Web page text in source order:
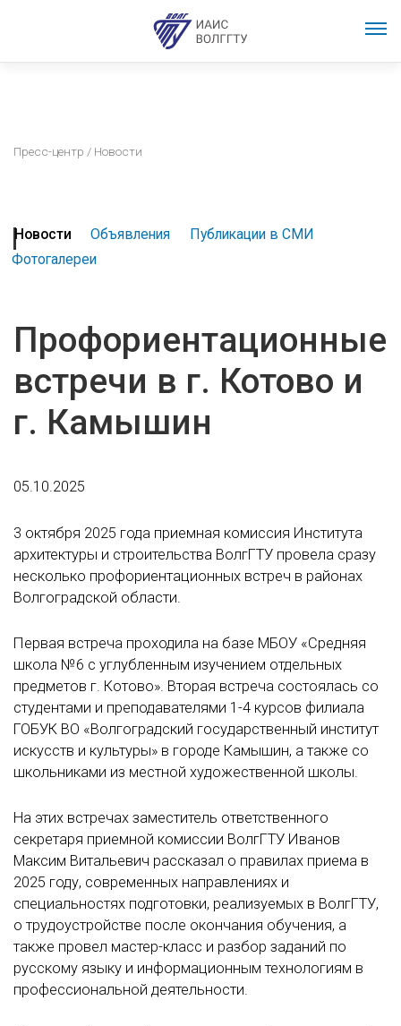
Пресс-центр / Новости
Новости Объявления
Публикации в СМИ
Фотогалереи
Профориентационные
встречи в г. Котово и
г. Камышин
05.10.2025
3 октября 2025 года приемная комиссия Института
архитектуры и строительства ВолгГТУ провела сразу
несколько профориентационных встреч в районах
Волгоградской области.
Первая встреча проходила на базе МБОУ «Средняя
школа №6 с углубленным изучением отдельных
предметов г. Котово». Вторая встреча состоялась со
студентами и преподавателями 1-4 курсов филиала
ГОБУК ВО «Волгоградский государственный институт
искусств и культуры» в городе Камышин, а также со
школьниками из местной художественной школы.
На этих встречах заместитель ответственного
секретаря приемной комиссии ВолгГТУ Иванов
Максим Витальевич рассказал о правилах приема в
2025 году, современных направлениях и
специальностях подготовки, реализуемых в ВолгГТУ,
о трудоустройстве после окончания обучения, а
также провел мастер-класс и разбор заданий по
русскому языку и информационным технологиям в
профессиональной деятельности.